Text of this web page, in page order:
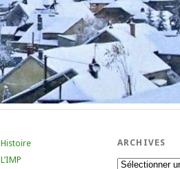
Histoire
L’IMP
ARCHIVES
Archives